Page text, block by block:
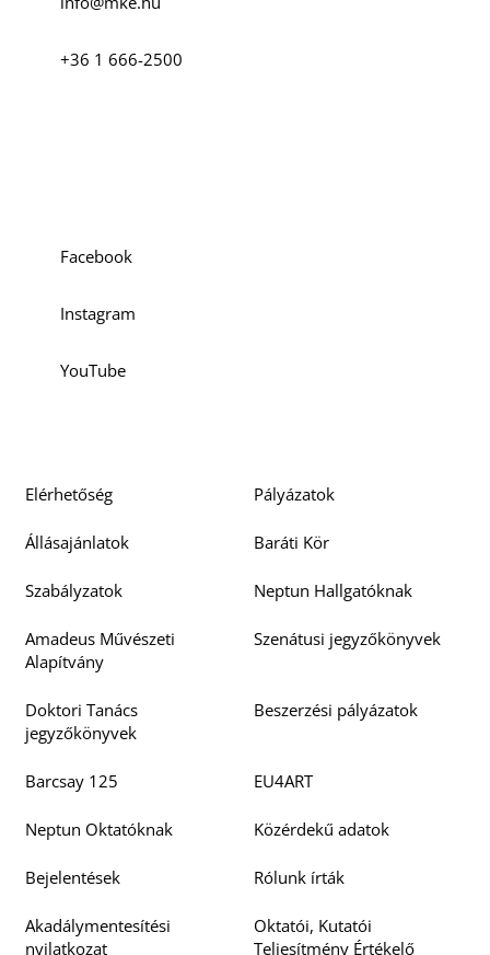
+36 1 666-2500
Facebook
Instagram
YouTube
Elérhetőség Pályázatok
Állásajánlatok Baráti Kör
Szabályzatok Neptun Hallgatóknak
Amadeus Művészeti
Alapítvány
Szenátusi jegyzőkönyvek
Doktori Tanács
jegyzőkönyvek
Beszerzési pályázatok
Barcsay 125 EU4ART
Neptun Oktatóknak Közérdekű adatok
Bejelentések Rólunk írták
Akadálymentesítési
nyilatkozat
Oktatói, Kutatói
Teljesítmény Értékelő